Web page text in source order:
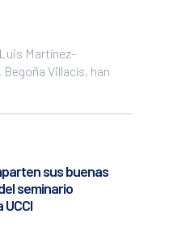
Martínez-
Villacís, han
sus buenas
seminario